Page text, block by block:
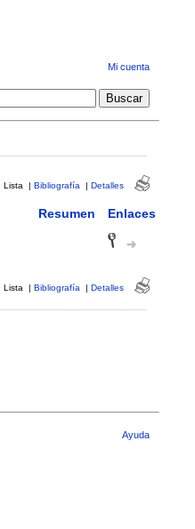
Mi cuenta
Lista | Bibliografía | Detalles
Resumen Enlaces
Lista | Bibliografía | Detalles
Ayuda